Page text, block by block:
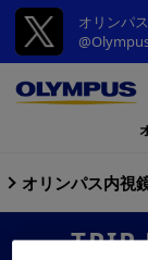
オリンパ
オリンパス内視
TRIP